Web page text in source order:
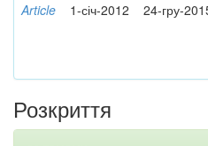
Article 1-січ-2012 24-гру-
Розкриття